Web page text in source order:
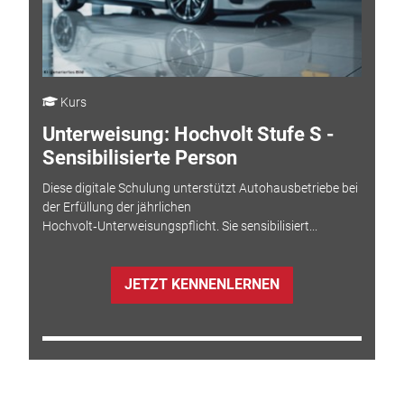
Kurs
Unterweisung: Hochvolt Stufe S -
Sensibilisierte Person
Diese digitale Schulung unterstützt Autohausbetriebe bei
der Erfüllung der jährlichen
Hochvolt‑Unterweisungspflicht. Sie sensibilisiert...
JETZT KENNENLERNEN